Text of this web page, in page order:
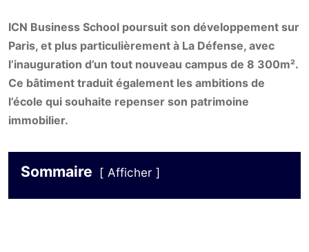
ICN Business School poursuit son développement sur
Paris, et plus particulièrement à La Défense, avec
l’inauguration d’un tout nouveau campus de 8 300m².
Ce bâtiment traduit également les ambitions de
l’école qui souhaite repenser son patrimoine
immobilier.
Sommaire Afficher